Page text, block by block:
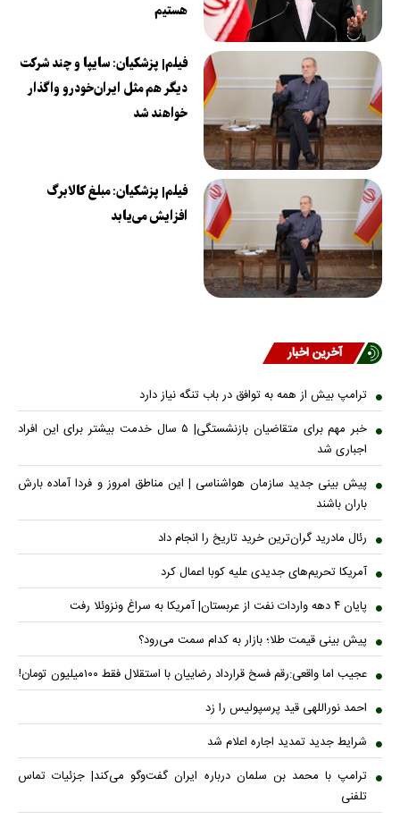
هستیم
فیلم| پزشکیان: سایپا و چند شرکت
دیگر هم مثل ایران‌خودرو واگذار
خواهند شد
فیلم| پزشکیان: مبلغ کالابرگ
افزایش می‌یابد
آخرین اخبار
ترامپ بیش از همه به توافق در باب تنگه نیاز دارد
خبر مهم برای متقاضیان بازنشستگی| ۵ سال خدمت بیشتر برای این افراد
اجباری شد
پیش بینی جدید سازمان هواشناسی | این مناطق امروز و فردا آماده بارش
باران باشند
رئال مادرید گران‌ترین خرید تاریخ را انجام داد
آمریکا تحریم‌های جدیدی علیه کوبا اعمال کرد
پایان ۴ دهه واردات نفت از عربستان| آمریکا به سراغ ونزوئلا رفت
پیش بینی قیمت طلا؛ بازار به کدام سمت می‌رود؟
عجیب اما واقعی:رقم فسخ قرارداد رضاییان با استقلال فقط ۱۰۰میلیون تومان!
احمد نوراللهی قید پرسپولیس را زد
شرایط جدید تمدید اجاره اعلام شد
ترامپ با محمد بن سلمان درباره ایران گفت‌وگو می‌کند| جزئیات تماس
تلفنی